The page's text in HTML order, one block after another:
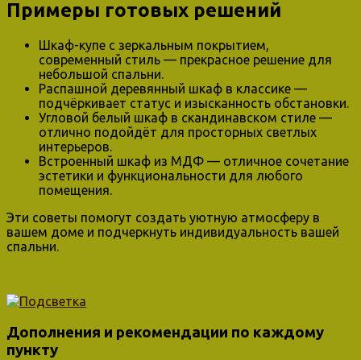
Примеры готовых решений
Шкаф-купе с зеркальным покрытием,
современный стиль — прекрасное решение для
небольшой спальни.
Распашной деревянный шкаф в классике —
подчёркивает статус и изысканность обстановки.
Угловой белый шкаф в скандинавском стиле —
отлично подойдёт для просторных светлых
интерьеров.
Встроенный шкаф из МДФ — отличное сочетание
эстетики и функциональности для любого
помещения.
Эти советы помогут создать уютную атмосферу в
вашем доме и подчеркнуть индивидуальность вашей
спальни.
Дополнения и рекомендации по каждому
пункту